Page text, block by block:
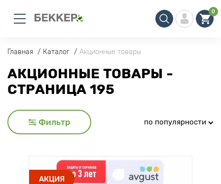
0
Главная Каталог Акционные товары
АКЦИОННЫЕ ТОВАРЫ -
СТРАНИЦА 195
Фильтр по популярности
АКЦИЯ